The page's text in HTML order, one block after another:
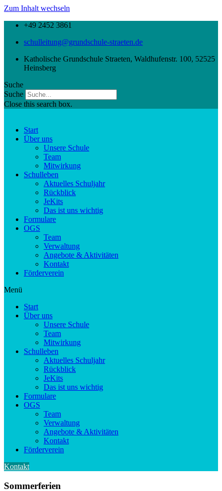
Zum Inhalt wechseln
+49 2452 3861
schulleitung@grundschule-straeten.de
Katholische Grundschule Straeten, Waldhufenstr. 100, 52525
Heinsberg
Suche
Suche
Close this search box.
Start
Über uns
Unsere Schule
Team
Mitwirkung
Schulleben
Aktuelles Schuljahr
Rückblick
JeKits
Das ist uns wichtig
Formulare
OGS
Team
Verwaltung
Angebote & Aktivitäten
Kontakt
Förderverein
Menü
Start
Über uns
Unsere Schule
Team
Mitwirkung
Schulleben
Aktuelles Schuljahr
Rückblick
JeKits
Das ist uns wichtig
Formulare
OGS
Team
Verwaltung
Angebote & Aktivitäten
Kontakt
Förderverein
Kontakt
Sommerferien